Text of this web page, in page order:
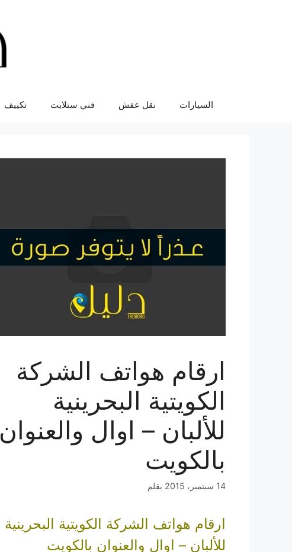
السيارات نقل عفش فني ستلايت تكييف
ارقام هواتف الشركة
الكويتية البحرينية
للألبان – اوال والعنوان
بالكويت
14 سبتمبر، 2015 بقلم
ارقام هواتف الشركة الكويتية البحرينية
للألبان – اوال والعنوان بالكويت